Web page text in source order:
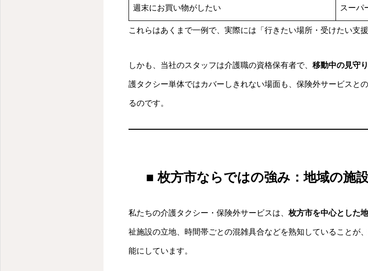
週末にお買い物がしたい スーパ
これらはあくまで一例で、実際には「行きたい場所・受けたい支
しかも、当社のスタッフは介護職の資格保有者で、 移動中の見守
護タクシー単体ではカバーしきれない場面も、保険外サービスと
るのです。
■ 枚方市ならではの強み：地域の施
私たちの介護タクシー・保険外サービスは、 枚方市を中心とした
祉施設の立地、時間帯ごとの混雑具合などを熟知していることが、
能にしています。